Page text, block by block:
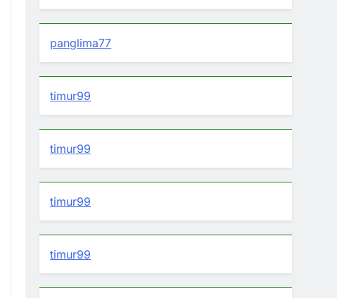
panglima77
timur99
timur99
timur99
timur99